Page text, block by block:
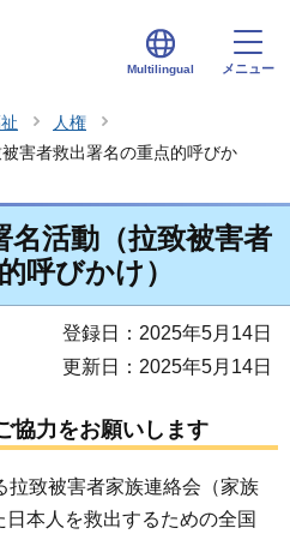
Multilingual メニュー
人権
害者救出署名の重点的呼びか
名活動（拉致被害者
呼びかけ）
登録日：2025年5月14日
更新日：2025年5月14日
協力をお願いします
拉致被害者家族連絡会（家族
本人を救出するための全国